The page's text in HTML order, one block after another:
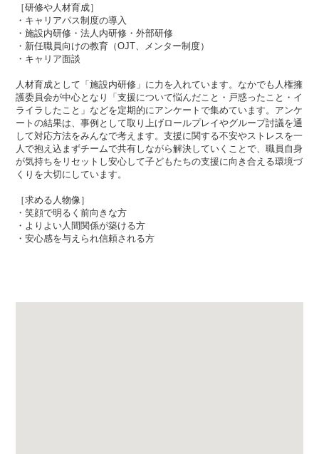
［研修や人材育成］
・キャリアパス制度の導入
・施設内研修・法人内研修・外部研修
・新任職員向けの教育（OJT、メンター制度）
・キャリア面談
人材育成として「施設内研修」に力を入れています。なかでも人権擁
護委員会が中心となり「支援について悩んだこと・戸惑ったこと・イ
ライラしたこと」などを定期的にアンケートで集めています。アンケ
ートの結果は、事例として取り上げロールプレイやグループ討議を通
して対応方法をみんなで考えます。支援に関する不安やストレスを一
人で抱え込まずチームで共有しながら解決していくことで、職員自身
が気持ちをリセットし安心して子どもたちの支援に向き合える環境づ
くりを大切にしています。
［求める人物像］
・笑顔で明るく前向きな方
・よりよい人間関係が築ける方
・安心感を与えられ信頼される方